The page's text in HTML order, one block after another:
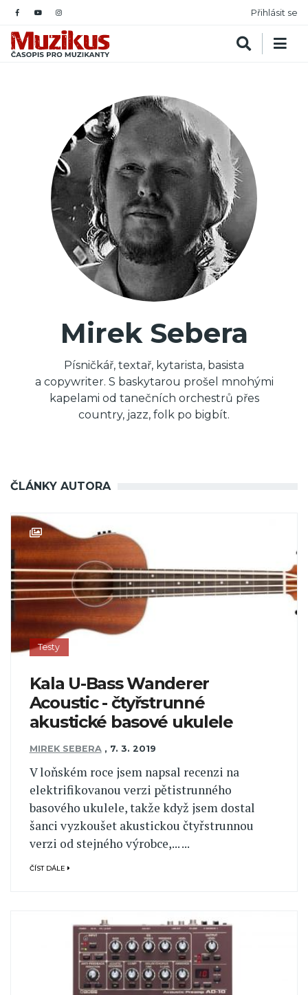
Přihlásit se
Mirek Sebera
Písničkář, textař, kytarista, basista
a copywriter. S baskytarou prošel mnohými
kapelami od tanečních orchestrů přes
country, jazz, folk po bigbít.
ČLÁNKY AUTORA
Testy
Kala U-Bass Wanderer
Acoustic - čtyřstrunné
akustické basové ukulele
MIREK SEBERA , 7. 3. 2019
V loňském roce jsem napsal recenzi na
elektrifikovanou verzi pětistrunného
basového ukulele, takže když jsem dostal
šanci vyzkoušet akustickou čtyřstrunnou
verzi od stejného výrobce,... ...
ČÍST DÁLE